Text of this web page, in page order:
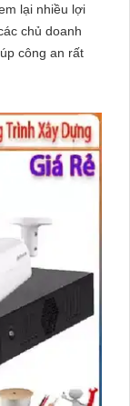
lại nhiều lợi
chủ doanh